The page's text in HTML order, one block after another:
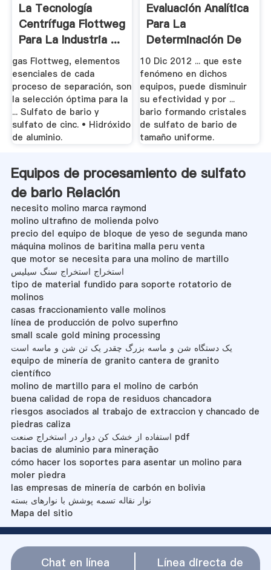
La Tecnología
Centrífuga Flottweg
Para La Industria ...
.
gas Flottweg, elementos
esenciales de cada
proceso de separación, son
la selección óptima para la
... Sulfato de bario y
sulfato de cinc. • Hidróxido
de aluminio.
Evaluación Analítica
Para La
Determinación De
Sulfatos.
10 Dic 2012 ... que este
fenómeno en dichos
equipos, puede disminuir
su efectividad y por ...
bario formando cristales
de sulfato de bario de
tamaño uniforme.
Equipos de procesamiento de sulfato
de bario Relación
necesito molino marca raymond
molino ultrafino de molienda polvo
precio del equipo de bloque de yeso de segunda mano
máquina molinos de baritina malla peru venta
que motor se necesita para una molino de martillo
استخراج استخراج سنگ سیلیس
tipo de material fundido para soporte rotatorio de
molinos
casas fraccionamiento valle molinos
línea de producción de polvo superfino
small scale gold mining processing
یک دستگاه شن و ماسه بزرگ چقدر یک تن شن و ماسه است
equipo de minería de granito cantera de granito
científico
molino de martillo para el molino de carbón
buena calidad de ropa de residuos chancadora
riesgos asociados al trabajo de extraccion y chancado de
piedras caliza
استفاده از خشک کن دوار در استخراج صنعت pdf
bacias de aluminio para mineração
cómo hacer los soportes para asentar un molino para
moler piedra
las empresas de minería de carbón en bolivia
نوار نقاله تسمه پوشش با نوارهای بسته
Mapa del sitio
Chat en línea Línea directa de